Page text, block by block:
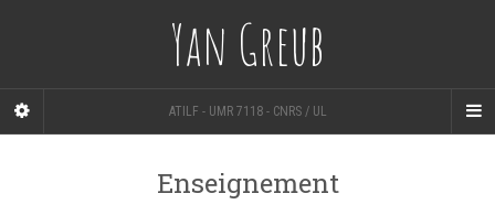
Yan Greub
ATILF - UMR 7118 - CNRS / UL
Enseignement